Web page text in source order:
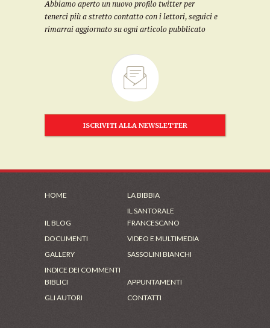
Abbiamo aperto un nuovo profilo twitter per
tenerci più a stretto contatto con i lettori, seguici e
rimarrai aggiornato su ogni articolo pubblicato
ISCRIVITI ALLA NEWSLETTER
HOME LA BIBBIA
IL BLOG
IL SANTORALE
FRANCESCANO
DOCUMENTI
VIDEO E MULTIMEDIA
GALLERY
SASSOLINI BIANCHI
INDICE DEI COMMENTI
BIBLICI
APPUNTAMENTI
GLI AUTORI
CONTATTI